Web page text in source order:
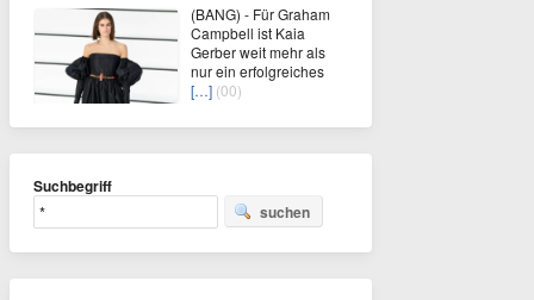
(BANG) - Für Graham
Campbell ist Kaia
Gerber weit mehr als
nur ein erfolgreiches
[…] (00)
Suchbegriff
suchen